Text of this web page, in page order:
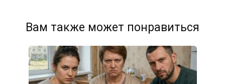
Вам также может понравиться